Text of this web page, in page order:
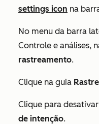
settings icon na
No menu da barra
Controle e análises,
rastreamento.
Clique na guia
Clique para
de intenção.